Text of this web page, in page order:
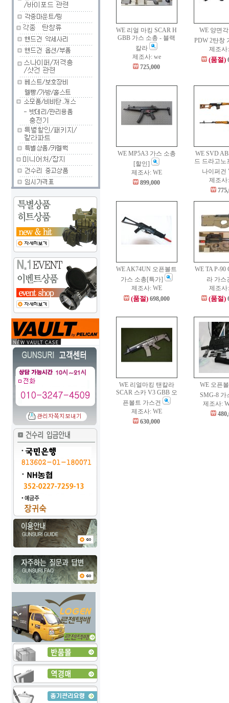
WE 리얼 마킹 SCAR H
GBB 가스 소총 - 블랙
칼라
제조사: we
725,000
WE 양면
PDW 2탄창
제조사
(품절)
WE MP5A3 가스 소총
[할인]
제조사: WE
899,000
WE SVD
드 드라고노
나이퍼
제조사
WE AK74UN 오픈볼트
가스 소총[특가]
제조사: WE
(품절) 698,000
WE TA P-90
라 가스
제조사
(품절)
WE 리얼마킹 탠칼라
SCAR 스카 V3 GBB 오
픈볼트 가스건
제조사: WE
630,000
WE 오픈
SMG-8 가
제조사: